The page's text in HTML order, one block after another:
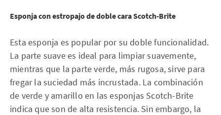
Esponja con estropajo de doble cara Scotch-Brite
Esta esponja es popular por su doble funcionalidad.
La parte suave es ideal para limpiar suavemente,
mientras que la parte verde, más rugosa, sirve para
fregar la suciedad más incrustada. La combinación
de verde y amarillo en las esponjas Scotch-Brite
indica que son de alta resistencia. Sin embargo, la